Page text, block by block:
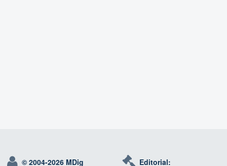
© 2004-2026 MDig
Editorial: